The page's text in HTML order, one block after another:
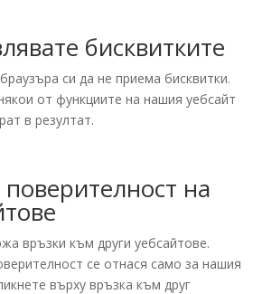
бисквитките
си да не приема бисквитки.
от функциите на нашия уебсайт
в резултат.
на
връзки към други уебсайтове.
се отнася само за нашия
върху връзка към друг